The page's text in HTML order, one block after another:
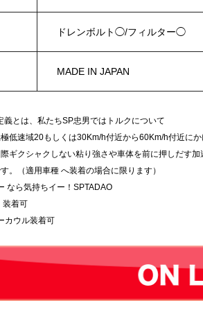
ドレンボルト◯/フィルター◯
MADE IN JAPAN
とは、私たちSP忠男ではトルクについて
極低速域20もしくは30Km/h付近から60Km/h付近に
ギクシャクしない粘り強さや車体を前に押しだす
。（適用車種 へ装着の場合に限ります）
なら気持ちイー！SPTADAO
装着可
カウル装着可